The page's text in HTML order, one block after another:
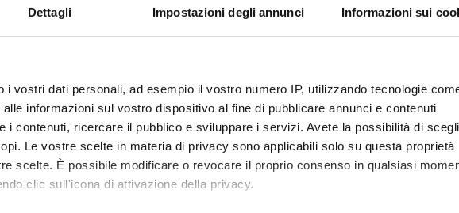
Dettagli Impostazioni degli annunci Informazioni sui
i vostri dati personali, ad esempio il vostro numero IP, utilizzando tecnologie
informazioni sul vostro dispositivo al fine di pubblicare annunci e contenuti
i contenuti, ricercare il pubblico e sviluppare i servizi. Avete la possibilità di
Le vostre scelte in materia di privacy sono applicabili solo su questa proprietà
scelte. È possibile modificare o revocare il proprio consenso in qualsiasi
clic sull'icona di attivazione della privacy.